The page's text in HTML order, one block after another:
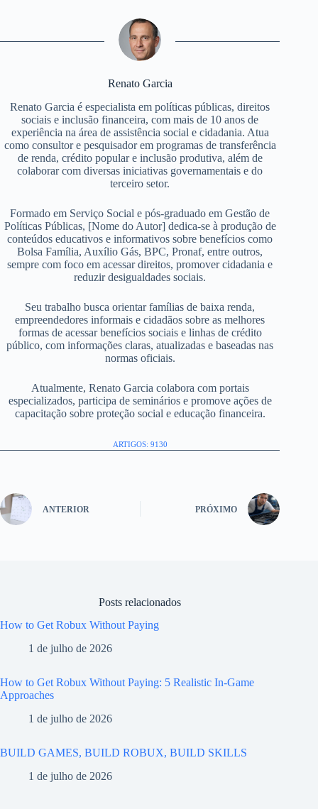
Renato Garcia
Renato Garcia é especialista em políticas públicas, direitos
sociais e inclusão financeira, com mais de 10 anos de
experiência na área de assistência social e cidadania. Atua
como consultor e pesquisador em programas de transferência
de renda, crédito popular e inclusão produtiva, além de
colaborar com diversas iniciativas governamentais e do
terceiro setor.
Formado em Serviço Social e pós-graduado em Gestão de
Políticas Públicas, [Nome do Autor] dedica-se à produção de
conteúdos educativos e informativos sobre benefícios como
Bolsa Família, Auxílio Gás, BPC, Pronaf, entre outros,
sempre com foco em acessar direitos, promover cidadania e
reduzir desigualdades sociais.
Seu trabalho busca orientar famílias de baixa renda,
empreendedores informais e cidadãos sobre as melhores
formas de acessar benefícios sociais e linhas de crédito
público, com informações claras, atualizadas e baseadas nas
normas oficiais.
Atualmente, Renato Garcia colabora com portais
especializados, participa de seminários e promove ações de
capacitação sobre proteção social e educação financeira.
ARTIGOS: 9130
ANTERIOR PRÓXIMO
Posts relacionados
How to Get Robux Without Paying
1 de julho de 2026
How to Get Robux Without Paying: 5 Realistic In-Game
Approaches
1 de julho de 2026
BUILD GAMES, BUILD ROBUX, BUILD SKILLS
1 de julho de 2026